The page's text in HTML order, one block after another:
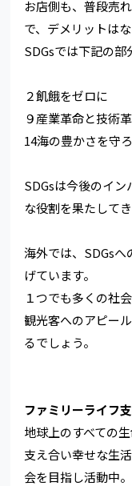
お店側も、普段売
で、デメリットは
SDGsでは下記の部
２飢餓をゼロに
９産業革命と技術
14海の豊かさを守
SDGsは今後のイ
な役割を果たしてき
海外では、SDGs
げています。
１つでも多くの社
観光客へのアピー
るでしょう。
ファミリーライフ
地球上のすべての
支え合い幸せな生
会を目指し活動中。